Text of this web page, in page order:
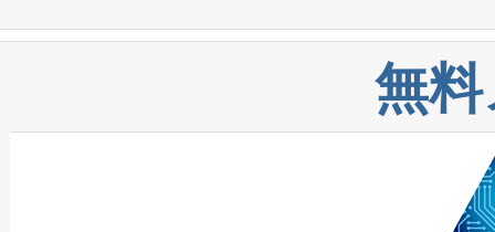
構造化トレーニングカリキュ
上げおよび商用化段階におけ
設備整備および立ち上げ調整
加組織は、Enzeneのバイオ
選定された製品について、自
安全性を追跡し、確保する事
増加しているデータセンター
る電力網に大きな負担をかけ
事業者の負担軽減という課題
系統連系を迅速にし、ピーク
や穀物倉庫におけるバルク材
リューション「Avia 2」を発
したAvia 2は、1,000メート
狭視野のFOVを切り替えるこ
ケーブル、枝などの細かな対
無